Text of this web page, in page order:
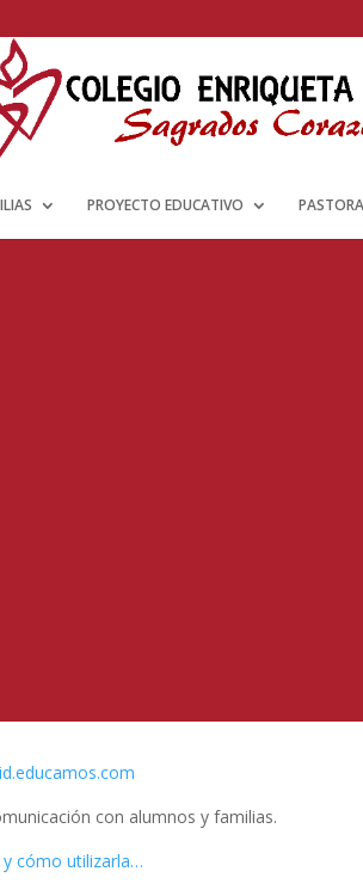
PROYECTO EDUCATIVO
con alumnos y familias.
cómo utilizarla…